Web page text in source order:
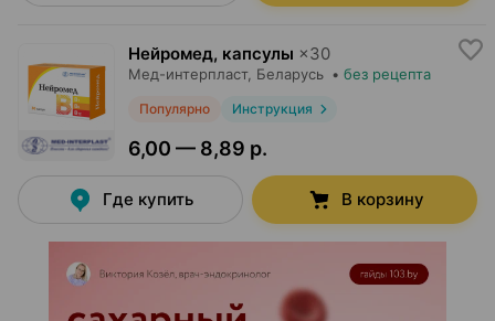
Нейромед, капсулы ×30
Мед-интерпласт, Беларусь • без рецепта
Популярно Инструкция
6,00 — 8,89 р.
Где купить В корзину